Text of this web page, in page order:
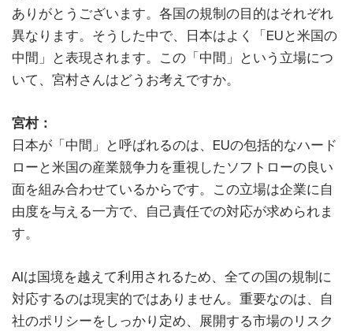
ありがとうございます。各国の規制の目的はそれぞれ
異なります。そうした中で、日本はよく「EUと米国の
中間」と表現されます。この「中間」という立場につ
いて、宮村さんはどうお考えですか。
宮村：
日本が「中間」と呼ばれるのは、EUの包括的なハード
ローと米国の産業競争力を重視したソフトローの良い
面を組み合わせているからです。この立場は企業に自
由度を与える一方で、自己責任での対応が求められま
す。
AIは国境を越えて利用されるため、全ての国の規制に
対応するのは現実的ではありません。重要なのは、自
社のポリシーをしっかり定め、展開する市場のリスク